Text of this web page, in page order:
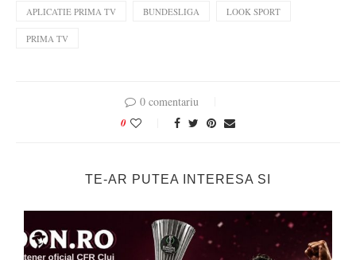
APLICATIE PRIMA TV BUNDESLIGA LOOK SPORT
PRIMA TV
0 comentariu
0
TE-AR PUTEA INTERESA SI